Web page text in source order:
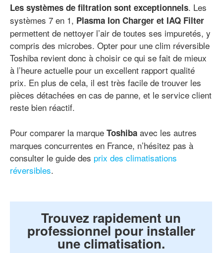
Les systèmes de filtration sont exceptionnels. Les
systèmes 7 en 1, Plasma Ion Charger et IAQ Filter
permettent de nettoyer l’air de toutes ses impuretés, y
compris des microbes. Opter pour une clim réversible
Toshiba revient donc à choisir ce qui se fait de mieux
à l’heure actuelle pour un excellent rapport qualité
prix. En plus de cela, il est très facile de trouver les
pièces détachées en cas de panne, et le service client
reste bien réactif.
Pour comparer la marque Toshiba avec les autres
marques concurrentes en France, n’hésitez pas à
consulter le guide des prix des climatisations
réversibles.
Trouvez rapidement un
professionnel pour installer
une climatisation.